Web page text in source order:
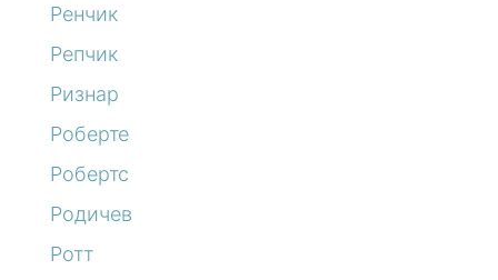
Ренчик
Репчик
Ризнар
Роберте
Робертс
Родичев
Ротт